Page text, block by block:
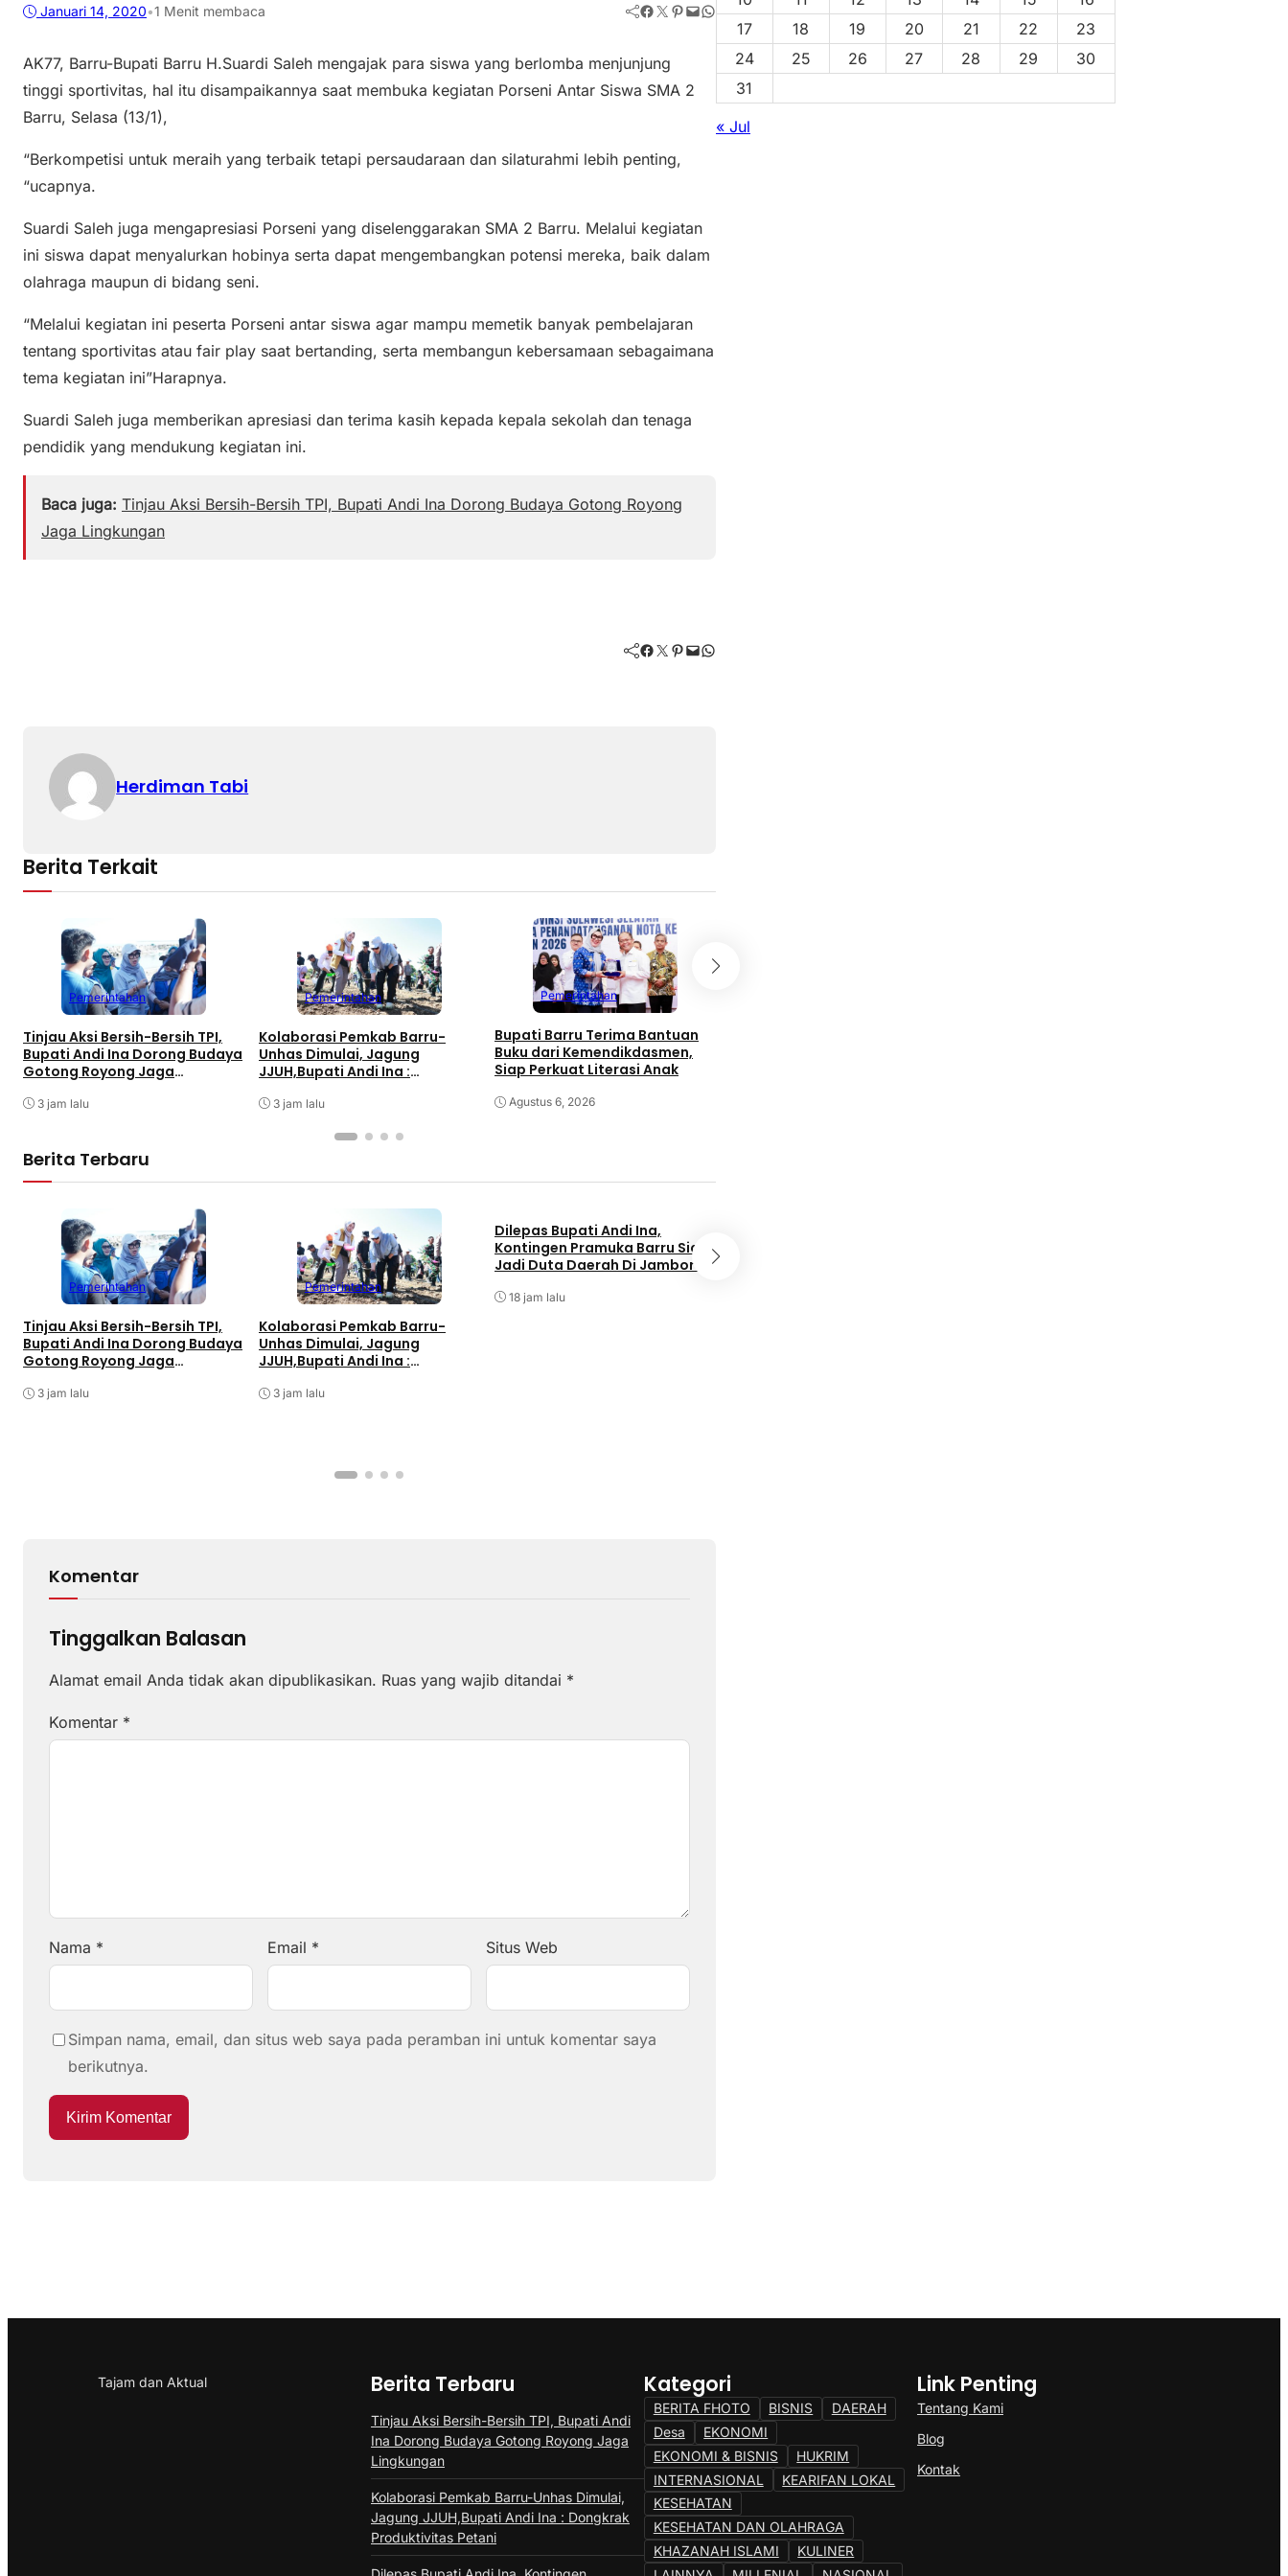
Januari 14, 2020•1 Menit membaca Facebook Twitter Pinterest Mail WhatsApp
AK77, Barru-Bupati Barru H.Suardi Saleh mengajak para siswa yang berlomba menjunjung
tinggi sportivitas, hal itu disampaikannya saat membuka kegiatan Porseni Antar Siswa SMA 2
Barru, Selasa (13/1),
“Berkompetisi untuk meraih yang terbaik tetapi persaudaraan dan silaturahmi lebih penting,
“ucapnya.
Suardi Saleh juga mengapresiasi Porseni yang diselenggarakan SMA 2 Barru. Melalui kegiatan
ini siswa dapat menyalurkan hobinya serta dapat mengembangkan potensi mereka, baik dalam
olahraga maupun di bidang seni.
“Melalui kegiatan ini peserta Porseni antar siswa agar mampu memetik banyak pembelajaran
tentang sportivitas atau fair play saat bertanding, serta membangun kebersamaan sebagaimana
tema kegiatan ini”Harapnya.
Suardi Saleh juga memberikan apresiasi dan terima kasih kepada kepala sekolah dan tenaga
pendidik yang mendukung kegiatan ini.
Baca juga: Tinjau Aksi Bersih-Bersih TPI, Bupati Andi Ina Dorong Budaya Gotong Royong
Jaga Lingkungan
Facebook Twitter Pinterest Mail WhatsApp
Herdiman Tabi
Berita Terkait
Pemerintahan
Tinjau Aksi Bersih-Bersih TPI,
Bupati Andi Ina Dorong Budaya
Gotong Royong Jaga
3 jam lalu
Pemerintahan
Kolaborasi Pemkab Barru-
Unhas Dimulai, Jagung
JJUH,Bupati Andi Ina :
3 jam lalu
Pemerintahan
Bupati Barru Terima Bantuan
Buku dari Kemendikdasmen,
Siap Perkuat Literasi Anak
Agustus 6, 2026
Berita Terbaru
Pemerintahan
Tinjau Aksi Bersih-Bersih TPI,
Bupati Andi Ina Dorong Budaya
Gotong Royong Jaga
3 jam lalu
Pemerintahan
Kolaborasi Pemkab Barru-
Unhas Dimulai, Jagung
JJUH,Bupati Andi Ina :
3 jam lalu
Dilepas Bupati Andi Ina,
Kontingen Pramuka Barru Siap
Jadi Duta Daerah Di Jambore
18 jam lalu
Komentar
Tinggalkan Balasan
Alamat email Anda tidak akan dipublikasikan. Ruas yang wajib ditandai *
Komentar *
Nama * Email * Situs Web
Simpan nama, email, dan situs web saya pada peramban ini untuk komentar saya
berikutnya.
17
18 19 20 21 22
23
24
25 26 27 28 29
30
31
« Jul
Tajam dan Aktual Berita Terbaru
Tinjau Aksi Bersih-Bersih TPI, Bupati Andi
Ina Dorong Budaya Gotong Royong Jaga
Lingkungan
Kolaborasi Pemkab Barru-Unhas Dimulai,
Jagung JJUH,Bupati Andi Ina : Dongkrak
Produktivitas Petani
Kategori
BERITA FHOTO BISNIS
DAERAH
Desa
EKONOMI
EKONOMI & BISNIS
HUKRIM
INTERNASIONAL
KEARIFAN LOKAL
KESEHATAN
KESEHATAN DAN OLAHRAGA
KHAZANAH ISLAMI
KULINER
Link Penting
Tentang Kami
Blog
Kontak